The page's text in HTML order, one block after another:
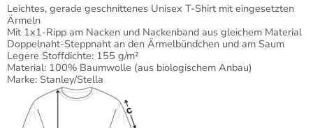
Leichtes, gerade geschnittenes Unisex T-Shirt mit eingesetzten
Ärmeln
Mit 1x1-Ripp am Nacken und Nackenband aus gleichem Material
Doppelnaht-Steppnaht an den Ärmelbündchen und am Saum
Legere Stoffdichte: 155 g/m²
Material: 100% Baumwolle (aus biologischem Anbau)
Marke: Stanley/Stella